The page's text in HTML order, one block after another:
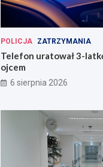
POLICJA ZATRZYMANIA
Telefon uratował 3-
ojcem
6 sierpnia 2026